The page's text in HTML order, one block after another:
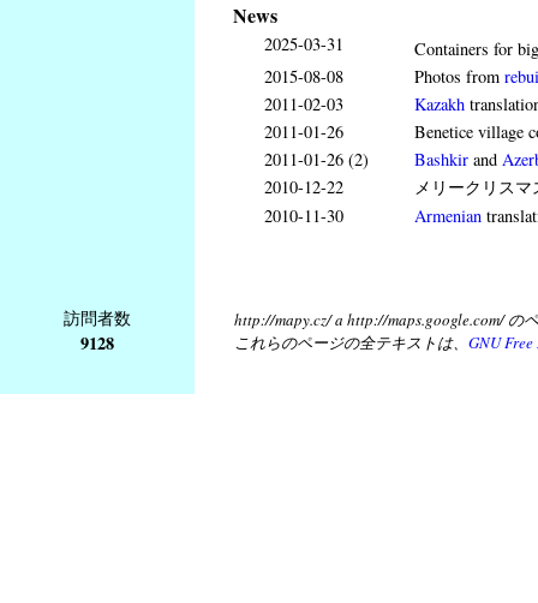
News
2025-03-31
Containers for
2015-08-08
Photos from
2011-02-03
Kazakh
2011-01-26
Benetice village
2011-01-26 (2)
Bashkir and
2010-12-22
メリークリス
2010-11-30
Armenian
訪問者数
9128
http://mapy.cz/ a http://maps.google.com/
これらのページの全テキストは、 GNU